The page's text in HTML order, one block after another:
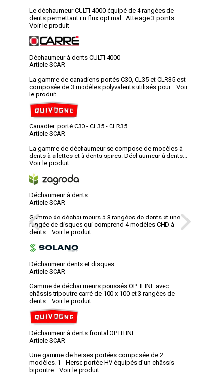
Le déchaumeur CULTI 4000 équipé de 4 rangées de
dents permettant un flux optimal : Attelage 3 points...
Voir le produit
Déchaumeur à dents CULTI 4000
Article SCAR
La gamme de canadiens portés C30, CL35 et CLR35 est
composée de 3 modèles polyvalents utilisés pour...
Voir
le produit
Canadien porté C30 - CL35 - CLR35
Article SCAR
La gamme de déchaumeur se compose de modèles à
dents à ailettes et à dents spires. Déchaumeur à dents...
Voir le produit
Déchaumeur à dents
Article SCAR
Gamme de déchaumeurs à 3 rangées de dents et une
rangée de disques qui comprend 4 modèles CHD à
dents...
Voir le produit
Déchaumeur dents et disques
Article SCAR
Gamme de déchaumeurs poussés OPTILINE avec
châssis tripoutre carré de 100 x 100 et 3 rangées de
dents...
Voir le produit
Déchaumeur à dents frontal OPTITINE
Article SCAR
Une gamme de herses portées composée de 2
modèles. 1 - Herse portée HV équipés d’un châssis
bipoutre...
Voir le produit